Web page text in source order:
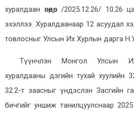
хуралдаан өнөөдөр /2025.12.26/ 10.26
эхэллээ. Хуралдаанаар 12 асуудал
товлосныг Улсын Их Хурлын дарга
Түүнчлэн Монгол Улсын
хуралдааны дэгийн тухай хуулийн
32.2-т заасныг үндэслэн Засгийн
бичгийг уншиж танилцуулснаар